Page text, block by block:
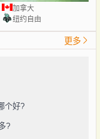
加拿大
纽约自由
更多
个好?
?